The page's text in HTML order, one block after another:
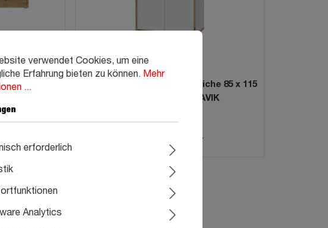
- weiß
Kommode weiß - Artisan Eiche 85 x 115
cm 2-türig - KEFLAVIK
149,
Sofort verfügbar
verwendet Cookies, um eine
Erfahrung bieten zu können. Mehr
...
erforderlich
Analytics